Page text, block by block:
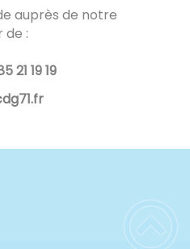
auprès de notre
:
12 58 30